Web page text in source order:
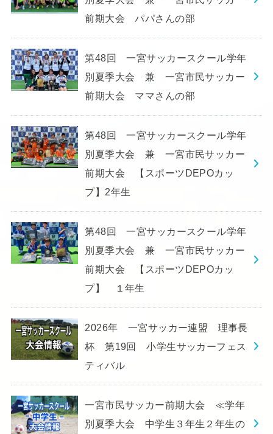
前期大会 パパさんの部
第48回 一宮サッカースクール学年
別夏季大会 兼 一宮市民サッカー
前期大会 ママさんの部
第48回 一宮サッカースクール学年
別夏季大会 兼 一宮市民サッカー
前期大会 【スポーツDEPOカッ
プ】2年生
第48回 一宮サッカースクール学年
別夏季大会 兼 一宮市民サッカー
前期大会 【スポーツDEPOカッ
プ】 １年生
2026年 一宮サッカー連盟 理事長
杯 第19回 小学生サッカーフェス
ティバル
一宮市民サッカー前期大会 ≪学年
別夏季大会 中学生３年生２年生の